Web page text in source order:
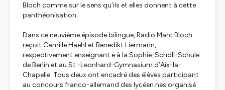
Bloch comme sur le sens qu'ils et elles donnent à cette
panthéonisation.
Dans ce neuvième épisode bilingue, Radio Marc Bloch
reçoit Camille Haehl et Benedikt Liermann,
respectivement enseignant.e à la Sophie-Scholl-Schule
de Berlin et au St.-Leonhard-Gymnasium d’Aix-la-
Chapelle. Tous deux ont encadré des élèves participant
au concours franco-allemand des lycéen.nes organisé